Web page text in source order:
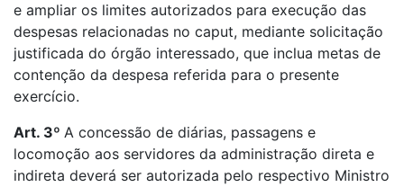
e ampliar os limites autorizados para execução das
despesas relacionadas no caput, mediante solicitação
justificada do órgão interessado, que inclua metas de
contenção da despesa referida para o presente
exercício.
Art. 3º A concessão de diárias, passagens e
locomoção aos servidores da administração direta e
indireta deverá ser autorizada pelo respectivo Ministro